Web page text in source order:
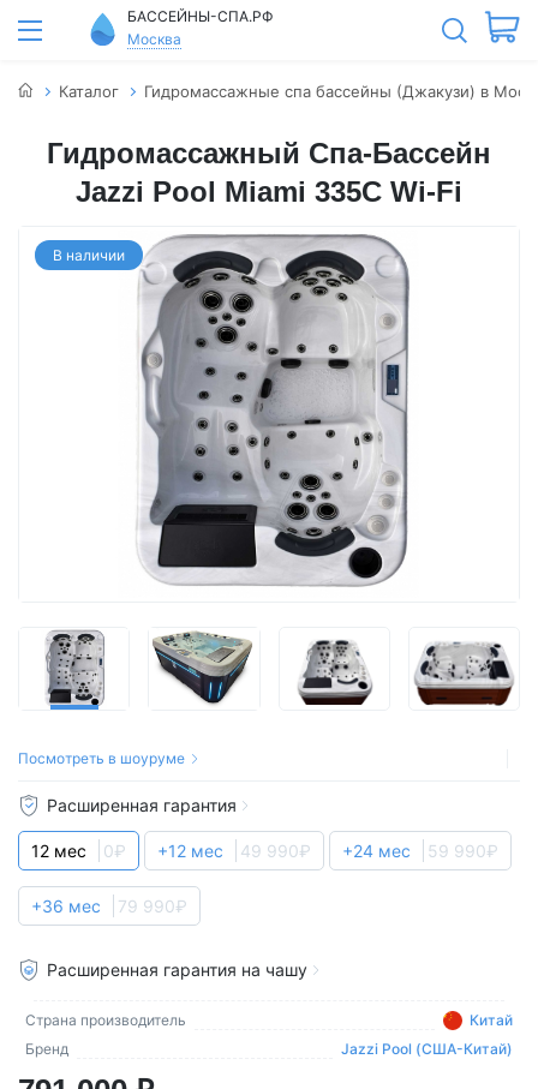
БАССЕЙНЫ-СПА.РФ
Москва
Каталог Гидромассажные спа бассейны (Джакузи) в
Гидромассажный Спа-Бассейн
Jazzi Pool Miami 335C Wi-Fi
В наличии
Посмотреть в шоуруме
Расширенная гарантия
12 мес 0₽ +12 мес 49 990₽ +24 мес 59 990₽
+36 мес 79 990₽
Расширенная гарантия на чашу
Страна производитель
Китай
Бренд
Jazzi Pool (США-Китай)